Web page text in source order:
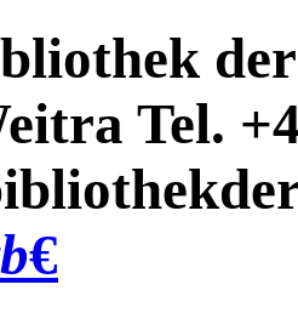
Tel.
€